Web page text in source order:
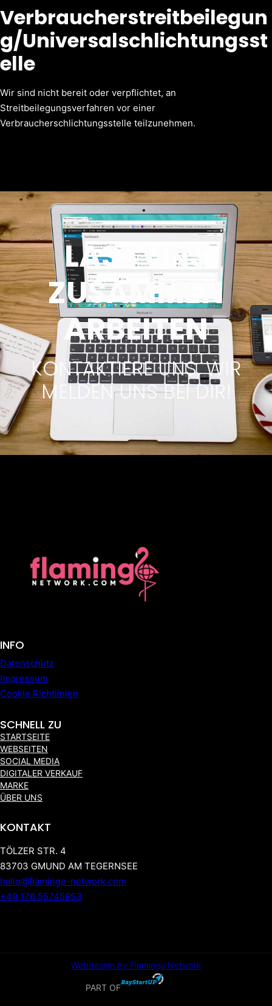
Verbraucherstreitbeilegun
g/Universalschlichtungsst
elle
Wir sind nicht bereit oder verpflichtet, an
Streitbeilegungsverfahren vor einer
Verbraucherschlichtungsstelle teilzunehmen.
LASS UNS
ZUSAMMEN
ARBEITEN
KONTAKTIERE UNS, WIR
MELDEN UNS BEI DIR!
INFO
Datenschutz
Impressum
Cookie Richtlinien
SCHNELL ZU
STARTSEITE
WEBSEITEN
SOCIAL MEDIA
DIGITALER VERKAUF
MARKE
ÜBER UNS
KONTAKT
TÖLZER STR. 4
83703 GMUND AM TEGERNSEE
hallo@flamingo-network.com
+49 176 55745953
Webdesign by Flamingo Network
PART OF